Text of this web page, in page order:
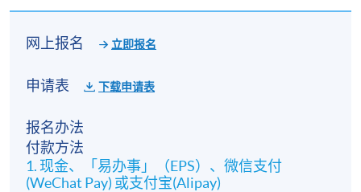
网上报名 立即报名
申请表 下载申请表
报名办法
付款方法
1. 现金、「易办事」（EPS）、微信支付
(WeChat Pay) 或支付宝(Alipay)